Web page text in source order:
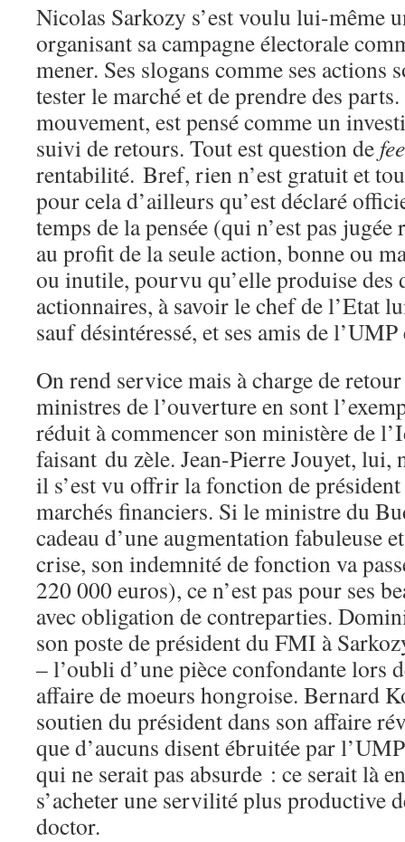
Nicolas Sarkozy s’est voulu lui-même
organisant sa campagne électorale
mener. Ses slogans comme ses actions
tester le marché et de prendre des
mouvement, est pensé comme un
suivi de retours. Tout est question de
rentabilité. Bref, rien n’est gratuit et
pour cela d’ailleurs qu’est déclaré
temps de la pensée (qui n’est pas
au profit de la seule action, bonne ou
ou inutile, pourvu qu’elle produise des
actionnaires, à savoir le chef de l’Etat
sauf désintéressé, et ses amis de
On rend service mais à charge de
ministres de l’ouverture en sont
réduit à commencer son ministère de
faisant du zèle. Jean-Pierre Jouyet, lui,
il s’est vu offrir la fonction de
marchés financiers. Si le ministre du
cadeau d’une augmentation fabuleuse
crise, son indemnité de fonction va
220 000 euros), ce n’est pas pour ses
avec obligation de contreparties.
son poste de président du FMI à
– l’oubli d’une pièce confondante lors
affaire de moeurs hongroise. Bernard
soutien du président dans son affaire
que d’aucuns disent ébruitée par
qui ne serait pas absurde : ce serait là
s’acheter une servilité plus productive
doctor.